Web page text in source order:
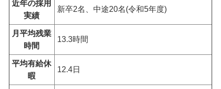
近年の採用
実績
新卒2名、中途20名(令和5年度)
月平均残業
時間
13.3時間
平均有給休
暇
12.4日